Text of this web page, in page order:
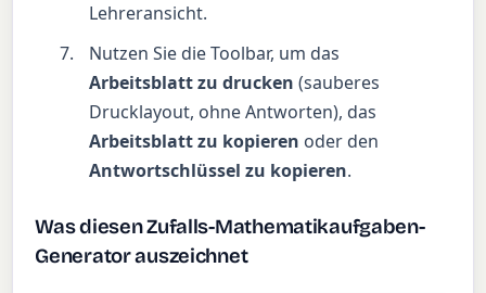
Lehreransicht.
Nutzen Sie die Toolbar, um das
Arbeitsblatt zu drucken (sauberes
Drucklayout, ohne Antworten), das
Arbeitsblatt zu kopieren oder den
Antwortschlüssel zu kopieren.
Was diesen Zufalls-Mathematikaufgaben-
Generator auszeichnet